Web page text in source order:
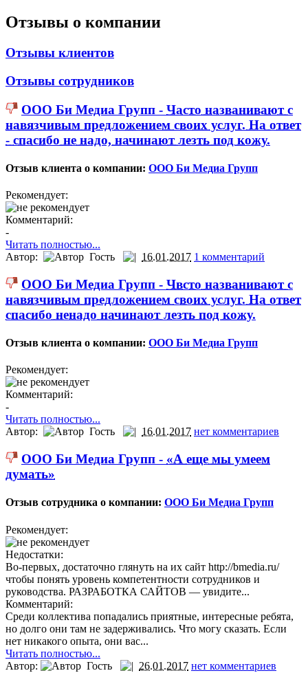
Отзывы о компании
Отзывы клиентов
Отзывы сотрудников
ООО Би Медиа Групп - Часто названивают с
навязчивым предложением своих услуг. На ответ
- спасибо не надо, начинают лезть под кожу.
Отзыв клиента о компании: ООО Би Медиа Групп
Рекомендует:
Комментарий:
-
Читать полностью...
Автор:
Гость 16.01.2017 1 комментарий
ООО Би Медиа Групп - Чвсто названивают с
навязчивым предложением своих услуг. На ответ
спасибо ненадо начинают лезть под кожу.
Отзыв клиента о компании: ООО Би Медиа Групп
Рекомендует:
Комментарий:
-
Читать полностью...
Автор:
Гость 16.01.2017 нет комментариев
ООО Би Медиа Групп - «А еще мы умеем
думать»
Отзыв сотрудника о компании: ООО Би Медиа Групп
Рекомендует:
Недостатки:
Во-первых, достаточно глянуть на их сайт http://bmedia.ru/
чтобы понять уровень компетентности сотрудников и
руководства. РАЗРАБОТКА САЙТОВ — увидите...
Комментарий:
Среди коллектива попадались приятные, интересные ребята,
но долго они там не задерживались. Что могу сказать. Если
нет никакого опыта, они вас...
Читать полностью...
Автор:
Гость 26.01.2017 нет комментариев